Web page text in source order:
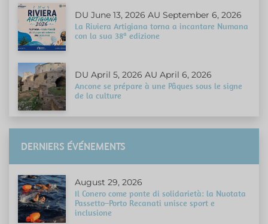
DU June 13, 2026 AU September 6, 2026
La Riviera Artigiana torna a incantare Numana
con la sua 38ª edizione
DU April 5, 2026 AU April 6, 2026
Ancone se prépare à une Pâques sous le signe
de la culture
DERNIERS ÉVÉNEMENTS
August 29, 2026
Il Conero come ponte di solidarietà: la Nuotata
Passetto–Porto Recanati unisce sport e
inclusione